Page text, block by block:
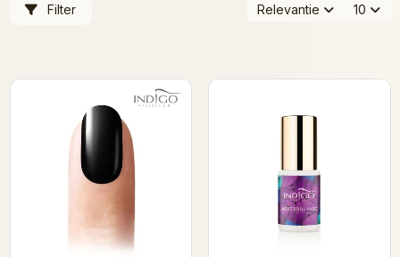
Filter Relevantie 10